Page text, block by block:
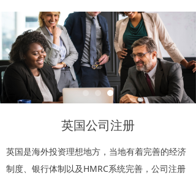
英国公司注册
英国是海外投资理想地方，当地有着完善的经济
制度、银行体制以及HMRC系统完善，公司注册